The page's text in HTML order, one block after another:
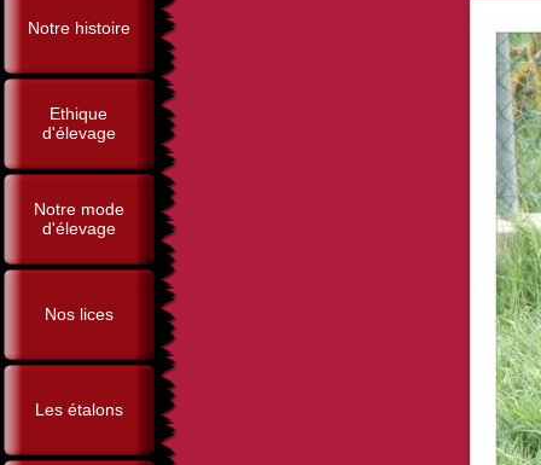
Notre histoire
Ethique
d'élevage
Notre mode
d'élevage
Nos lices
Les étalons